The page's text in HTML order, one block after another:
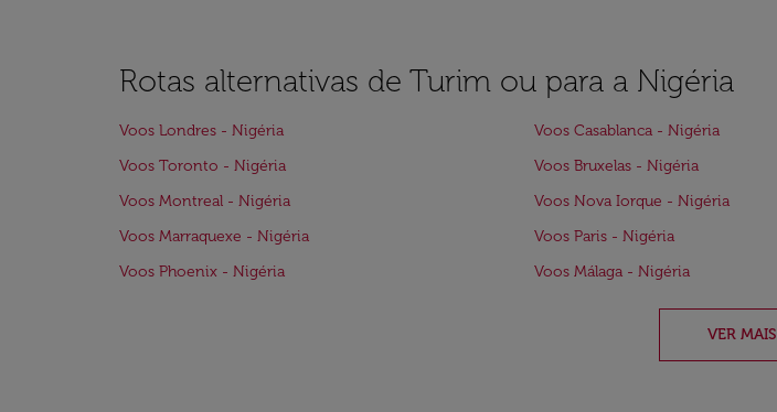
Rotas alternativas de Turim ou para a Nigéria
Voos Londres - Nigéria Voos Casablanca - Nigéria
Voos Toronto - Nigéria
Voos Bruxelas - Nigéria
Voos Montreal - Nigéria
Voos Nova Iorque - Nigéria
Voos Marraquexe - Nigéria
Voos Paris - Nigéria
Voos Phoenix - Nigéria
Voos Málaga - Nigéria
VER MAIS